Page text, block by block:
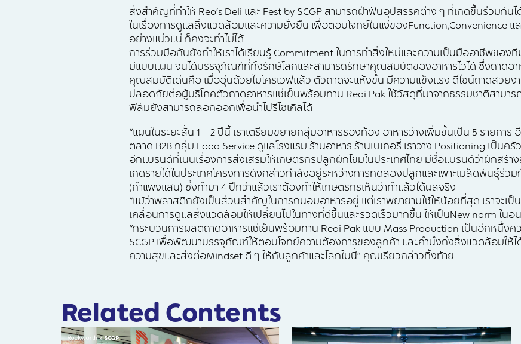
สิ่งสำคัญที่ทำให้ Reo’s Deli และ Fest by SCGP สามารถฝ่าฟันอุปสรรคต่าง ๆ ที่เกิดขึ้นร่วมกั
ในเรื่องการดูแลสิ่งแวดล้อมและความยั่งยืน เพื่อตอบโจทย์ในแง่ของFunction,Convenience
อย่างแน่วแน่ ก็คงจะทำไม่ได้
การร่วมมือกันยังทำให้เราได้เรียนรู้ Commitment ในการทำสิ่งใหม่และความเป็นมืออาชีพของที
มีแบบแผน จนได้บรรจุภัณฑ์ที่ทั้งรักษ์โลกและสามารถรักษาคุณสมบัติของอาหารไว้ได้ ซึ่งถาดอา
คุณสมบัติเด่นคือ เมื่ออุ่นด้วยไมโครเวฟแล้ว ตัวถาดจะแห้งขึ้น มีความแข็งแรง ดีไซน์ถาดสวยง
ปลอดภัยต่อผู้บริโภคตัวถาดอาหารแช่เย็นพร้อมทาน Redi Pak ใช้วัสดุที่มาจากธรรมชาติสามา
ฟิล์มยังสามารถลอกออกเพื่อนำไปรีไซเคิลได้
“แผนในระยะสั้น 1 – 2 ปีนี้ เราเตรียมขยายกลุ่มอาหารรองท้อง อาหารว่างเพิ่มขึ้นเป็น 5 รายกา
ตลาด B2B กลุ่ม Food Service ดูแลโรงแรม ร้านอาหาร ร้านเบเกอรี่ เราวาง Positioning เป็น
อีกแบรนด์ที่เน้นเรื่องการส่งเสริมให้เกษตรกรปลูกผักโขมในประเทศไทย มีชื่อแบรนด์ว่าผักสร้าง
เกิดรายได้ในประเทศโครงการดังกล่าวกำลังอยู่ระหว่างการทดลองปลูกและเพาะเมล็ดพันธุ์ร่ว
(กำแพงแสน) ซึ่งทำมา 4 ปีกว่าแล้วเราต้องทำให้เกษตรกรเห็นว่าทำแล้วได้ผลจริง
“แม้ว่าพลาสติกยังเป็นส่วนสำคัญในการถนอมอาหารอยู่ แต่เราพยายามใช้ให้น้อยที่สุด เราจะเ
เคลื่อนการดูแลสิ่งแวดล้อมให้เปลี่ยนไปในทางที่ดีขึ้นและรวดเร็วมากขึ้น ให้เป็นNew norm ในอ
“กระบวนการผลิตถาดอาหารแช่เย็นพร้อมทาน Redi Pak แบบ Mass Production เป็นอีกหนึ่ง
SCGP เพื่อพัฒนาบรรจุภัณฑ์ให้ตอบโจทย์ความต้องการของลูกค้า และคำนึงถึงสิ่งแวดล้อมให้
ความสุขและส่งต่อMindset ดี ๆ ให้กับลูกค้าและโลกใบนี้” คุณเรียวกล่าวทิ้งท้าย
Related Contents